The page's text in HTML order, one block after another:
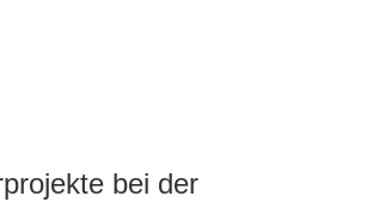
bei der